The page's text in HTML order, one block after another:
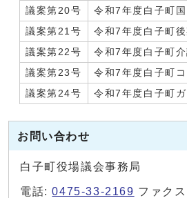
議案第20号
令和7年度白子町
議案第21号
令和7年度白子町
議案第22号
令和7年度白子町
議案第23号
令和7年度白子町
議案第24号
令和7年度白子町
お問い合わせ
白子町役場議会事務局
電話:0475-33-2169 ファク